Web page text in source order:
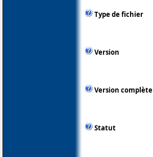
Type de fichier
Version
Version complète
Statut